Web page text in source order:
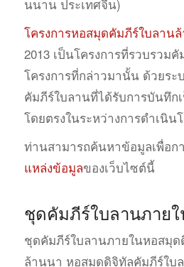
นนาน ประเทศจีน)
โครงการหอสมุดคัมภีร์ใบลาน
2013 เป็นโครงการที่รวบรวม
โครงการที่กล่าวมานั้น ด้วยร
คัมภีร์ใบลานที่ได้รับการบันทึก
โดยตรงในระหว่างการดำเนิน
ท่านสามารถค้นหาข้อมูลเพื่อก
แหล่งข้อมูลของเว็บไซต์นี้
ชุดคัมภีร์ใบลานภาย
ชุดคัมภีร์ใบลานภายในหอสมุ
ล้านนา หอสมุดดิจิทัลคัมภีร์ใบ